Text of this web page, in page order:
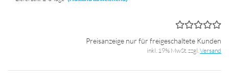
Preisanzeige nur für freigeschaltete Kunden
inkl. 19% MwSt. zzgl.Versand